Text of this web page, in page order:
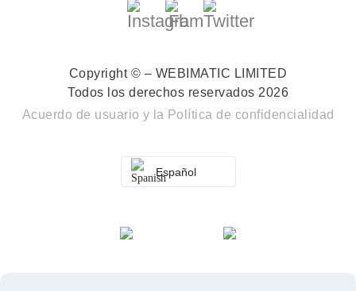
Copyright © – WEBIMATIC LIMITED
Todos los derechos reservados 2026
Acuerdo de usuario y la Política de confidencialidad
Español